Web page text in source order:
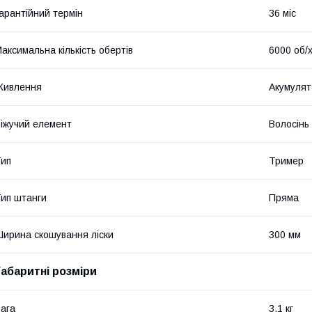
термін 36 міс
кількість обертів 6000 об/
елемент Волосінь
Тример
штанги Пряма
скошування ліски 300 мм
розміри
3.1 кг